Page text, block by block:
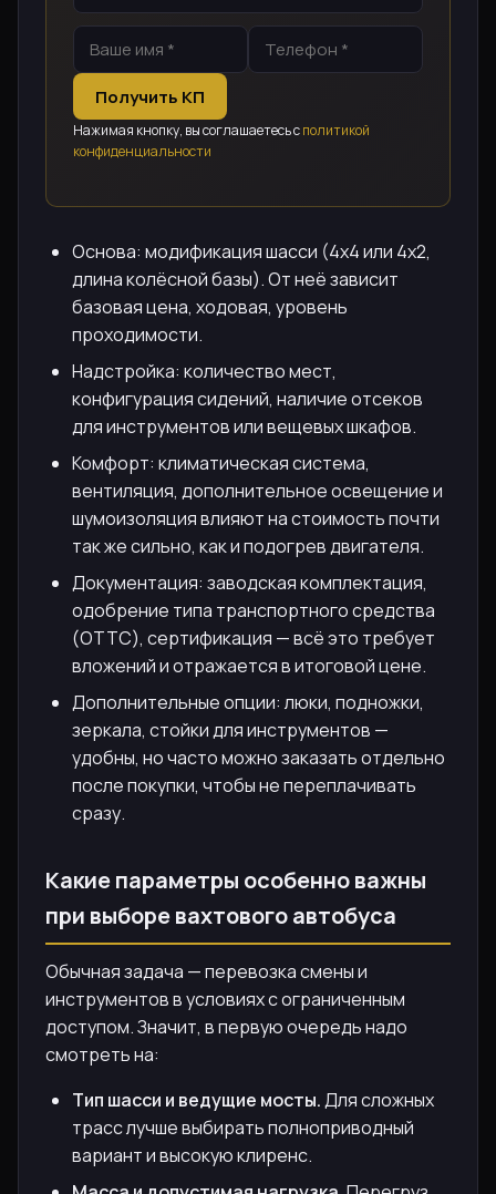
Получить КП
Нажимая кнопку, вы соглашаетесь сполитикой
конфиденциальности
Основа: модификация шасси (4х4 или 4х2,
длина колёсной базы). От неё зависит
базовая цена, ходовая, уровень
проходимости.
Надстройка: количество мест,
конфигурация сидений, наличие отсеков
для инструментов или вещевых шкафов.
Комфорт: климатическая система,
вентиляция, дополнительное освещение и
шумоизоляция влияют на стоимость почти
так же сильно, как и подогрев двигателя.
Документация: заводская комплектация,
одобрение типа транспортного средства
(ОТТС), сертификация — всё это требует
вложений и отражается в итоговой цене.
Дополнительные опции: люки, подножки,
зеркала, стойки для инструментов —
удобны, но часто можно заказать отдельно
после покупки, чтобы не переплачивать
сразу.
Какие параметры особенно важны
при выборе вахтового автобуса
Обычная задача — перевозка смены и
инструментов в условиях с ограниченным
доступом. Значит, в первую очередь надо
смотреть на:
Тип шасси и ведущие мосты.Для сложных
трасс лучше выбирать полноприводный
вариант и высокую клиренс.